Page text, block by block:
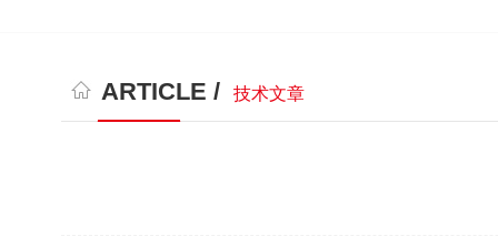
ARTICLE / 技术文章